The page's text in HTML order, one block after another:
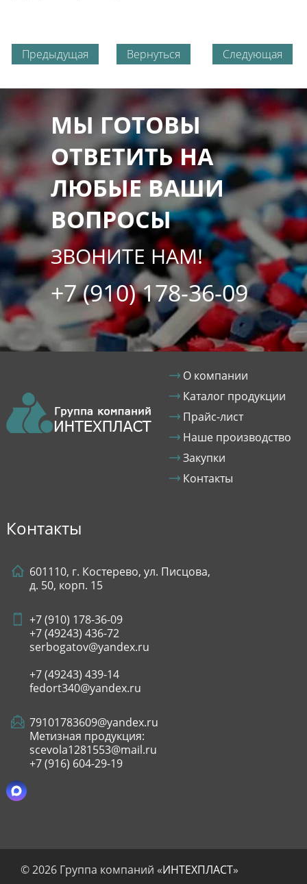
Предыдущая Вернуться Следующая
МЫ ГОТОВЫ
ОТВЕТИТЬ НА
ЛЮБЫЕ ВАШИ
ВОПРОСЫ
ЗВОНИТЕ НАМ!
+7 (910) 178-36-09
О компании
Каталог продукции
Прайс-лист
Наше производство
Закупки
Контакты
Контакты
601110, г. Костерево, ул. Писцова,
д. 50, корп. 15
+7 (910) 178-36-09
+7 (49243) 436-72
serbogatov@yandex.ru
+7 (49243) 439-14
fedort340@yandex.ru
79101783609@yandex.ru
Метизная продукция:
scevola1281553@mail.ru
+7 (916) 604-29-19
© 2026 Группа компаний «ИНТЕХПЛАСТ»